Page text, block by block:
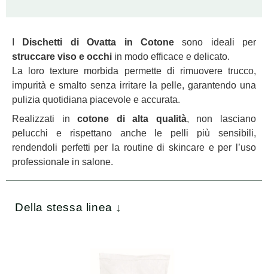
Dischetti di Ovatta in Cotonesono ideali per
struccare viso e occhi in modo efficace e delicato.
La loro texture morbida permette di rimuovere trucco,
impurità e smalto senza irritare la pelle, garantendo una
pulizia quotidiana piacevole e accurata.
Realizzati incotone di alta qualità, non lasciano
pelucchi e rispettano anche le pelli più sensibili,
rendendoli perfetti per la routine di skincare e per l’uso
professionale in salone.
Della stessa linea ↓